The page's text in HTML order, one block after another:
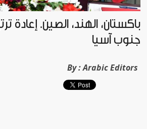
باكستان، الهند، الصين. إعادة
جنوب آسيا
By :Arabic Editors